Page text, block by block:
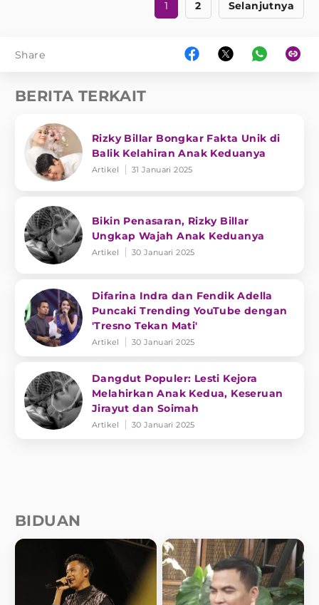
1 2 Selanjutnya
Share
BERITA TERKAIT
Rizky Billar Bongkar Fakta Unik di
Balik Kelahiran Anak Keduanya
Artikel 31 Januari 2025
Bikin Penasaran, Rizky Billar
Ungkap Wajah Anak Keduanya
Artikel 30 Januari 2025
Difarina Indra dan Fendik Adella
Puncaki Trending YouTube dengan
'Tresno Tekan Mati'
Artikel 30 Januari 2025
Dangdut Populer: Lesti Kejora
Melahirkan Anak Kedua, Keseruan
Jirayut dan Soimah
Artikel 30 Januari 2025
BIDUAN